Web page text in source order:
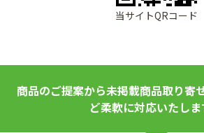
当サイトQRコード
商品のご提案から未掲載商品取り寄
ど柔軟に対応いたしま